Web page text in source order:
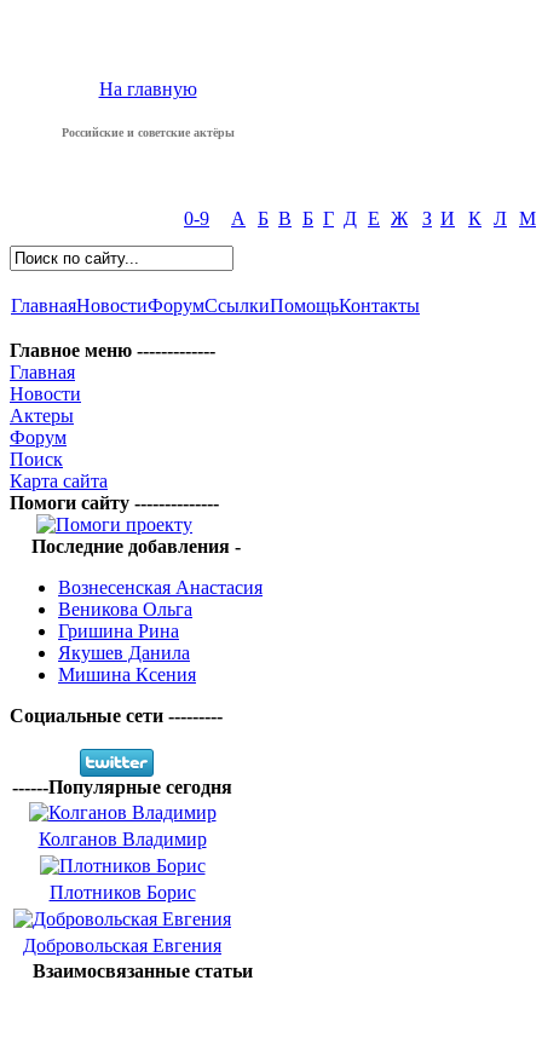
На главную
Российские и советские актёры
0-9 А Б В Б Г Д Е Ж З И К Л М
ГлавнаяНовостиФорумСсылкиПомощьКонтакты
Главное меню -------------
Главная
Новости
Актеры
Форум
Поиск
Карта сайта
Помоги сайту --------------
Последние добавления -
Вознесенская Анастасия
Веникова Ольга
Гришина Рина
Якушев Данила
Мишина Ксения
Социальные сети ---------
------Популярные сегодня
Колганов Владимир
Плотников Борис
Добровольская Евгения
Взаимосвязанные статьи